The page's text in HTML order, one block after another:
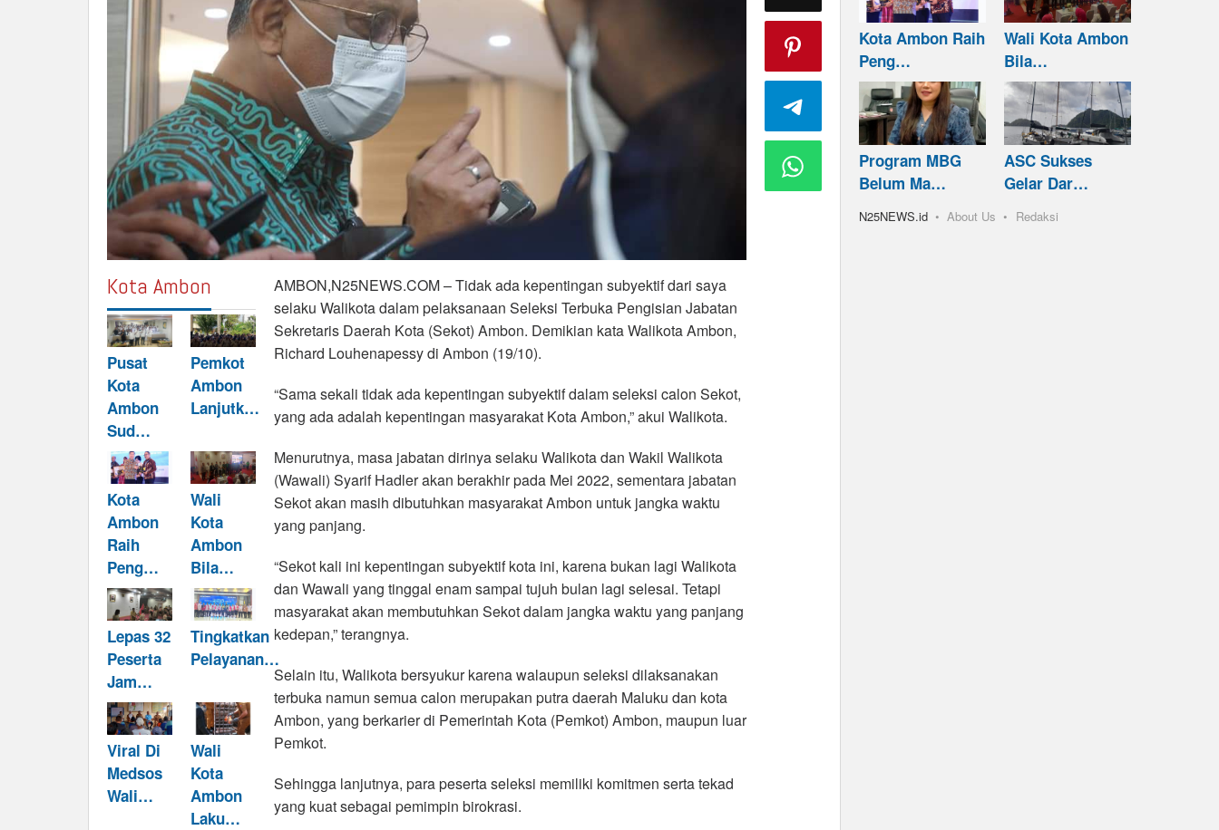
Kota Ambon
Pusat
Kota
Ambon
Sud…
Pemkot
Ambon
Lanjutk…
Kota
Ambon
Raih
Peng…
Wali
Kota
Ambon
Bila…
Lepas 32
Peserta
Jam…
Tingkatkan
Pelayanan…
Viral Di
Medsos
Wali…
Wali
Kota
Ambon
Laku…
AMBON,N25NEWS.COM – Tidak ada kepentingan subyektif dari saya
selaku Walikota dalam pelaksanaan Seleksi Terbuka Pengisian Jabatan
Sekretaris Daerah Kota (Sekot) Ambon. Demikian kata Walikota Ambon,
Richard Louhenapessy di Ambon (19/10).
“Sama sekali tidak ada kepentingan subyektif dalam seleksi calon Sekot,
yang ada adalah kepentingan masyarakat Kota Ambon,” akui Walikota.
Menurutnya, masa jabatan dirinya selaku Walikota dan Wakil Walikota
(Wawali) Syarif Hadler akan berakhir pada Mei 2022, sementara jabatan
Sekot akan masih dibutuhkan masyarakat Ambon untuk jangka waktu
yang panjang.
“Sekot kali ini kepentingan subyektif kota ini, karena bukan lagi Walikota
dan Wawali yang tinggal enam sampai tujuh bulan lagi selesai. Tetapi
masyarakat akan membutuhkan Sekot dalam jangka waktu yang panjang
kedepan,” terangnya.
Selain itu, Walikota bersyukur karena walaupun seleksi dilaksanakan
terbuka namun semua calon merupakan putra daerah Maluku dan kota
Ambon, yang berkarier di Pemerintah Kota (Pemkot) Ambon, maupun luar
Pemkot.
Sehingga lanjutnya, para peserta seleksi memiliki komitmen serta tekad
yang kuat sebagai pemimpin birokrasi.
Kota Ambon Raih
Peng…
Wali Kota Ambon
Bila…
Program MBG
Belum Ma…
ASC Sukses
Gelar Dar…
N25NEWS.id About Us Redaksi